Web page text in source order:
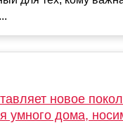
новое
умного дома,